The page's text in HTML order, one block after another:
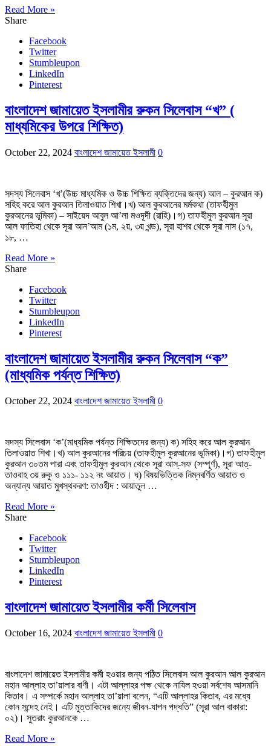
Read More »
Share
Facebook
Twitter
Stumbleupon
LinkedIn
Pinterest
বাংলাদেশ জামায়েত ইসলামীর রুকন সিলেবাস “খ” (
মাধ্যমিকের উপরে শিক্ষিত)
October 22, 2024 বাংলাদেশ জামায়েত ইসলামী 0
সদস্য সিলেবাস ‘খ’(উচ্চ মাধ্যমিক ও উচ্চ শিক্ষিত ব্যক্তিদের জন্য) আল – কুরআন ক)
সহিহ করে আল কুরআন তিলাওয়াত শিখা।খ) আল কুরআনের মর্মকথা (তাফহীমুল
কুরআনের ভূমিকা) – সাইয়েদ আবুল আ’লা মওদূদী (রাহি)।গ) তাফহীমুল কুরআন সূরা
আল ফাতিহা থেকে সূরা আন’আম (১ম, ২য়, ৩য় খন্ড), সূরা হাশর থেকে সূরা নাস (১৭,
১৮, …
Read More »
Share
Facebook
Twitter
Stumbleupon
LinkedIn
Pinterest
বাংলাদেশ জামায়েত ইসলামীর রুকন সিলেবাস “ক”
(মাধ্যমিক পর্যন্ত শিক্ষিত)
October 22, 2024 বাংলাদেশ জামায়েত ইসলামী 0
সদস্য সিলেবাস ‘ক’(মাধ্যমিক পর্যন্ত শিক্ষিতদের জন্য) ক) সহিহ করে আল কুরআন
তিলাওয়াত শিখা।খ) আল কুরআনের পরিচয় (তাফহীমুল কুরআনের ভূমিকা)।গ) তাফহীমুল
কুরআন ৩০তম পারা এবং তাফহীমুল কুরআন থেকে সূরা আস্-সফ (সম্পূর্ণ), সূরা আত্-
তাওবাহ ৩য় রুকু ও ১১১- ১১২ নং আয়াত। ঘ) বিষয়ভিত্তিক নিম্নবর্ণিত আয়াত ও
অন্যান্য আয়াত মুখস্থকরণ: তাওহীদ : আয়াতুল …
Read More »
Share
Facebook
Twitter
Stumbleupon
LinkedIn
Pinterest
বাংলাদেশ জামায়েত ইসলামীর কর্মী সিলেবাস
October 16, 2024 বাংলাদেশ জামায়েত ইসলামী 0
বাংলাদেশ জামায়েত ইসলামীর কর্মী হওয়ার জন্য পঠিত সিলেবাস আল কুরআন আল কুরআন
মহান আল্লাহ তা’য়ালার বাণী। এটা আল্লাহর পক্ষ থেকে নাযিল হওয়া সর্বশেষ আসমানি
কিতাব। এ সম্পর্কে মহান আল্লাহ তা’য়ালা বলেন, “এটি আল্লাহর কিতাব, এর মধ্যে
কোন সন্দেহ নেই। এটি মুত্তাকিদের জন্যে জীবন-যাপন পদ্ধতি” (সূরা আল বাকারা:
০২)। সুতরাং কুরআনকে …
Read More »